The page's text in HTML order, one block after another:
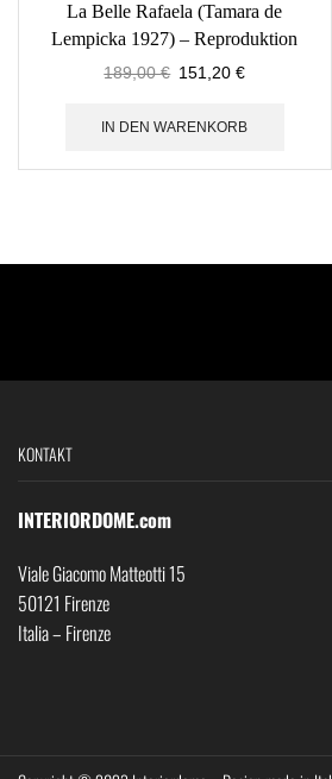
La Belle Rafaela (Tamara de
Lempicka 1927) – Reproduktion
189,00€ 151,20€
IN DEN WARENKORB
KONTAKT
INTERIORDOME.com
Viale Giacomo Matteotti 15
50121 Firenze
Italia – Firenze